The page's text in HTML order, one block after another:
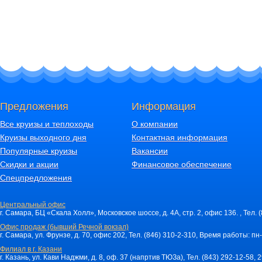
Причалы:
Москва: Северный речной вокзал (СРВ), метро «Речной вокзал»,
Как добраться: из метро "Пролетарская" направо, пешком пройти 1
РЕКОМЕНДАЦИИ ПО ПРОЕЗДУ К РЕЧНОМУ ВОКЗАЛУ г. Санкт
От Московского ж/д вокзала (станция метро "Маяковская") ехать до
станции "Пролетарская".
"Пролетарская".
Нижний Новгород: площадь Маркина, д. 15 А.
Самара : ул. Максима Горького, д. 82 (причалы №№ 3, 4).
Предложения
Все круизы и теплоходы
Круизы выходного дня
Популярные круизы
Скидки и акции
Спецпредложения
Информация
О компании
Контактная информация
Вакансии
Финансовое обеспечение
Центральный офис
г. Самара, БЦ «Скала Холл», Московское шоссе, д. 4А, стр. 2, офис 136. ,
Офис продаж (бывший Речной вокзал)
г. Самара, ул. Фрунзе, д. 70, офис 202, Тел. (846) 310-2-310, Время работы:
Филиал в г. Казани
г. Казань, ул. Кави Наджми, д. 8, оф. 37 (напртив ТЮЗа), Тел. (843) 292-12-